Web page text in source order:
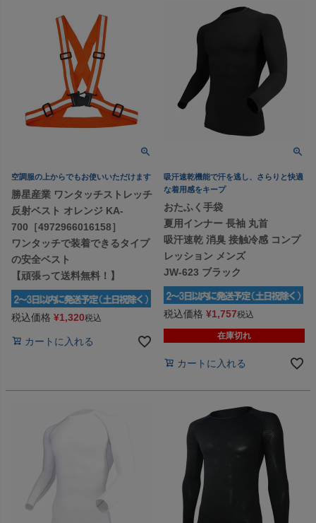
空調服の上からでもお使いいただけます
勝星産業 ワンタッチストレッチ
反射ベスト オレンジ KA-
700［4972966016158］
ワンタッチで装着できるタイプ
の安全ベスト
【頑張って送料無料！】
税込価格 ¥1,320税込
カートに入れる
吸汗速乾機能で汗を逃し、さらりと快適
な着用感をキープ
おたふく手袋
夏用インナー 長袖 丸首
吸汗速乾 消臭 接触冷感 コンプ
レッション メンズ
JW-623 ブラック
税込価格 ¥1,757税込
在庫切れ
カートに入れる